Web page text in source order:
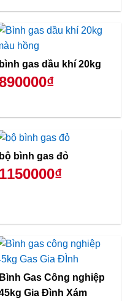
bình gas dầu khí 20kg
bộ bình gas đỏ
1150000₫
Bình Gas Công nghiệp
Gia Đình Xám